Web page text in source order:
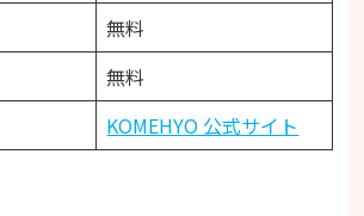
無料
無料
KOMEHYO 公式サイト